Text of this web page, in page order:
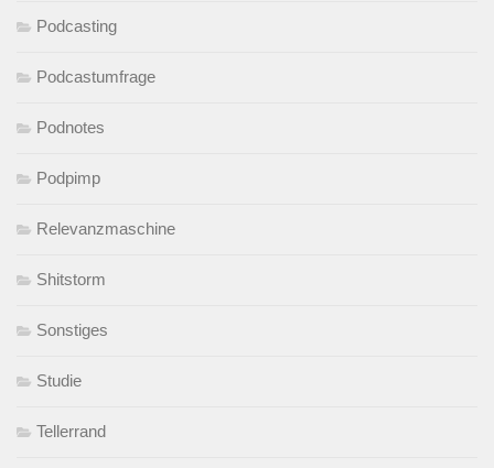
Podcasting
Podcastumfrage
Podnotes
Podpimp
Relevanzmaschine
Shitstorm
Sonstiges
Studie
Tellerrand